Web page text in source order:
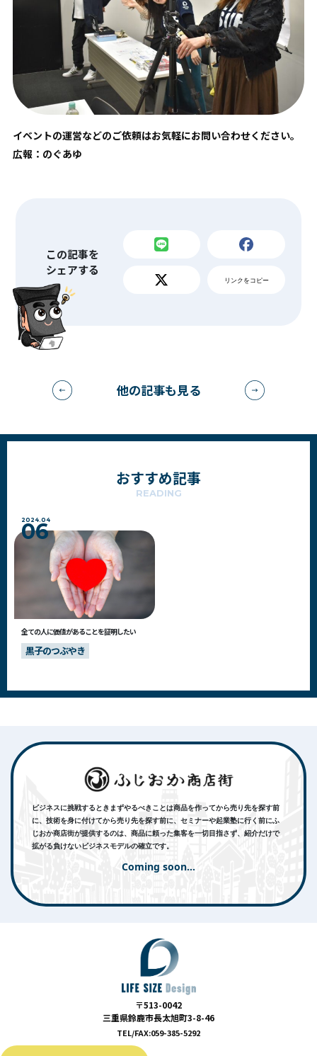
イベントの運営などのご依頼はお気軽にお問い合わせください。
広報：のぐあゆ
この記事を
シェアする
リンクをコピー
他の記事も見る
おすすめ記事
READING
2024.04
06
全ての人に価値があることを証明したい
黒子のつぶやき
ビジネスに挑戦するときまずやるべきことは商品を作ってから売り先を探す前
に、技術を身に付けてから売り先を探す前に、セミナーや起業塾に行く前にふ
じおか商店街が提供するのは、商品に頼った集客を一切目指さず、紹介だけで
拡がる負けないビジネスモデルの確立です。
Coming soon…
〒513-0042
三重県鈴鹿市長太旭町3-8-46
TEL/FAX:059-385-5292